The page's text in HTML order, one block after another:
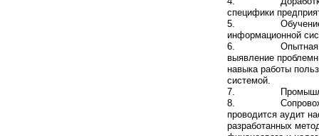
специфики
5. Обучение
информационной
6. Опытная
выявление
навыка работы
системой.
7.
8.
проводится аудит
разработанных